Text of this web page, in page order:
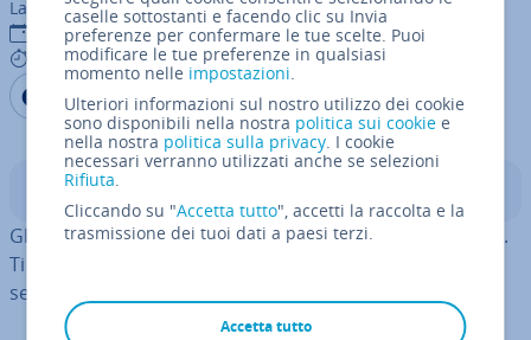
La redazione di IONOS
05 ott 2023
8 mins
Condividi via Facebook
Condividi via Twitter
Condividi via LinkedIN
Aggiungi come fonte
preferita su Google
Indice
Gli algoritmi di pa­th­fin­ding sono tra i più noti e uti­liz­za­ti.
Ti spie­ghia­mo come funziona il pa­th­fin­ding e a cosa
serve.
caselle sottostanti e facendo clic su Invia
preferenze per confermare le tue scelte. Puoi
modificare le tue preferenze in qualsiasi
momento nelle impostazioni.
Ulteriori informazioni sul nostro utilizzo dei cookie
sono disponibili nella nostra politica sui cookie e
nella nostra politica sulla privacy. I cookie
necessari verranno utilizzati anche se selezioni
Rifiuta.
Cliccando su "Accetta tutto", accetti la raccolta e la
trasmissione dei tuoi dati a paesi terzi.
Accetta tutto